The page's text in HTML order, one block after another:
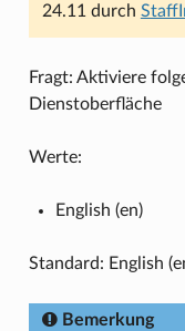
24.11 durch
Fragt: Aktiviere
Dienstoberfläche
Werte:
English (en)
Standard: English
Bemerkung